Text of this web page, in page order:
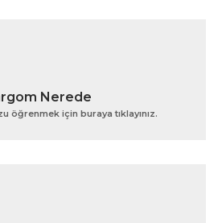
eksik bilgiler bulunuyor.
Nerede
öğrenmek için buraya tıklayınız.